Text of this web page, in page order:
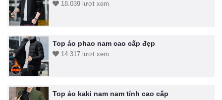
18.039 lượt xem
Top áo phao nam cao cấp đẹp
14.317 lượt xem
Top áo kaki nam nam tính cao cấp